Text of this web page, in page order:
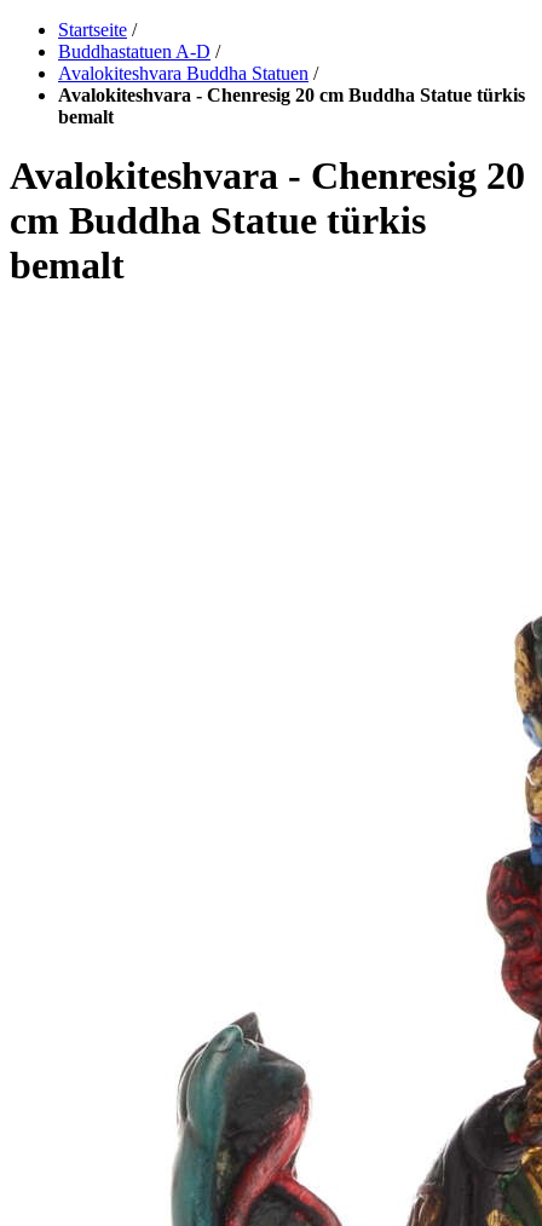
Startseite /
Buddhastatuen A-D /
Avalokiteshvara Buddha Statuen /
Avalokiteshvara - Chenresig 20 cm Buddha Statue türkis
bemalt
Avalokiteshvara - Chenresig 20
cm Buddha Statue türkis
bemalt